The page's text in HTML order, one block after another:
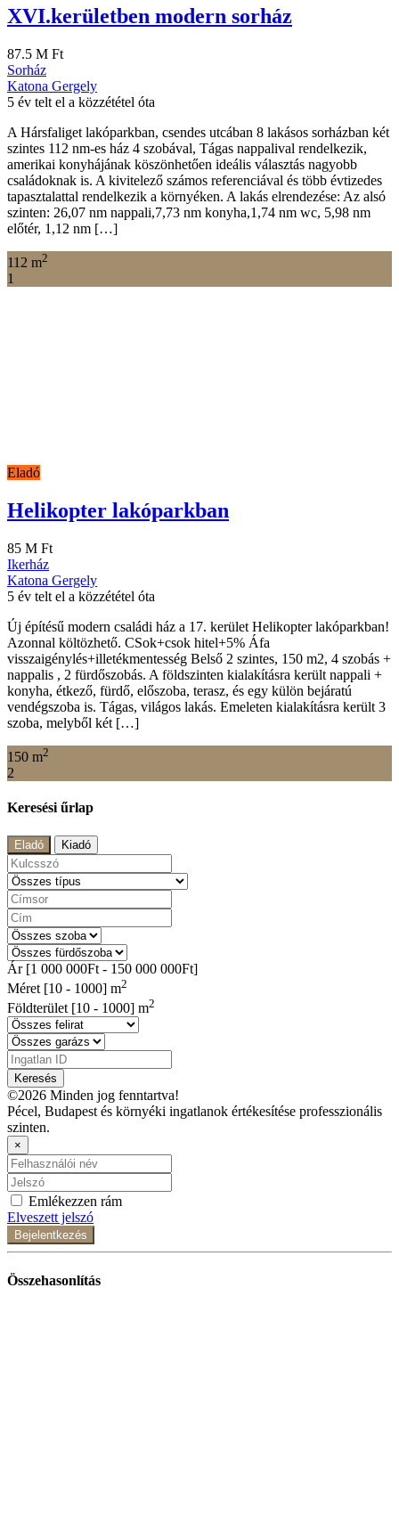
XVI.kerületben modern sorház
87.5 M Ft
Sorház
Katona Gergely
5 év telt el a közzététel óta
A Hársfaliget lakóparkban, csendes utcában 8 lakásos sorházban két
szintes 112 nm-es ház 4 szobával, Tágas nappalival rendelkezik,
amerikai konyhájának köszönhetően ideális választás nagyobb
családoknak is. A kivitelező számos referenciával és több évtizedes
tapasztalattal rendelkezik a környéken. A lakás elrendezése: Az alsó
szinten: 26,07 nm nappali,7,73 nm konyha,1,74 nm wc, 5,98 nm
előtér, 1,12 nm […]
112 m2
1
Eladó
Helikopter lakóparkban
85 M Ft
Ikerház
Katona Gergely
5 év telt el a közzététel óta
Új építésű modern családi ház a 17. kerület Helikopter lakóparkban!
Azonnal költözhető. CSok+csok hitel+5% Áfa
visszaigénylés+illetékmentesség Belső 2 szintes, 150 m2, 4 szobás +
nappalis , 2 fürdőszobás. A földszinten kialakításra került nappali +
konyha, étkező, fürdő, előszoba, terasz, és egy külön bejáratú
vendégszoba is. Tágas, világos lakás. Emeleten kialakításra került 3
szoba, melyből két […]
150 m2
2
Keresési űrlap
Eladó Kiadó
Ár [1 000 000Ft - 150 000 000Ft]
Méret [10 - 1000] m2
Földterület [10 - 1000] m2
Keresés
©2026 Minden jog fenntartva!
Pécel, Budapest és környéki ingatlanok értékesítése professzionális
szinten.
×
Emlékezzen rám
Elveszett jelszó
Bejelentkezés
Összehasonlítás